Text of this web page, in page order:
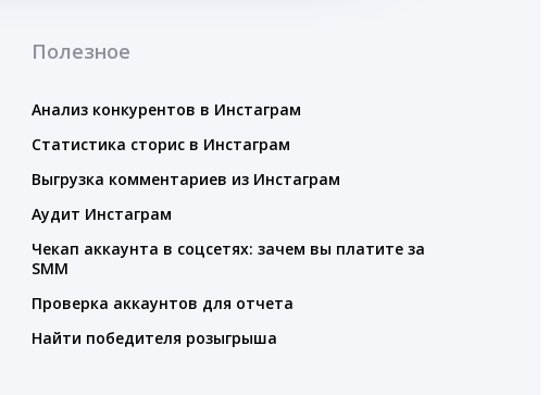
Полезное
Анализ конкурентов в Инстаграм
Статистика сторис в Инстаграм
Выгрузка комментариев из Инстаграм
Аудит Инстаграм
Чекап аккаунта в соцсетях: зачем вы платите за
SMM
Проверка аккаунтов для отчета
Найти победителя розыгрыша